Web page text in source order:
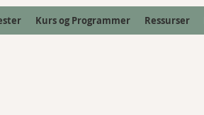
Kurs og Programmer Ressurser